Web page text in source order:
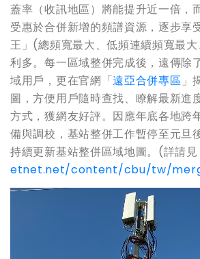
蓋率（收訊地區）將能提升近一倍，
受惠於合併新增的頻譜資源，逐步享
王」(總頻寬最大、低頻連續頻寬最
利多。每一區域整併完成後，遠傳除
域用戶，更在官網「遠亞合併專區 」
圖，方便用戶隨時查找、瞭解最新進
方式，獲網友好評。因應年底各地跨
備與調校，基站整併工作暫停至元旦
持續更新基站整併區域地圖。(詳請見
etnet.net/content/cbu/tw/